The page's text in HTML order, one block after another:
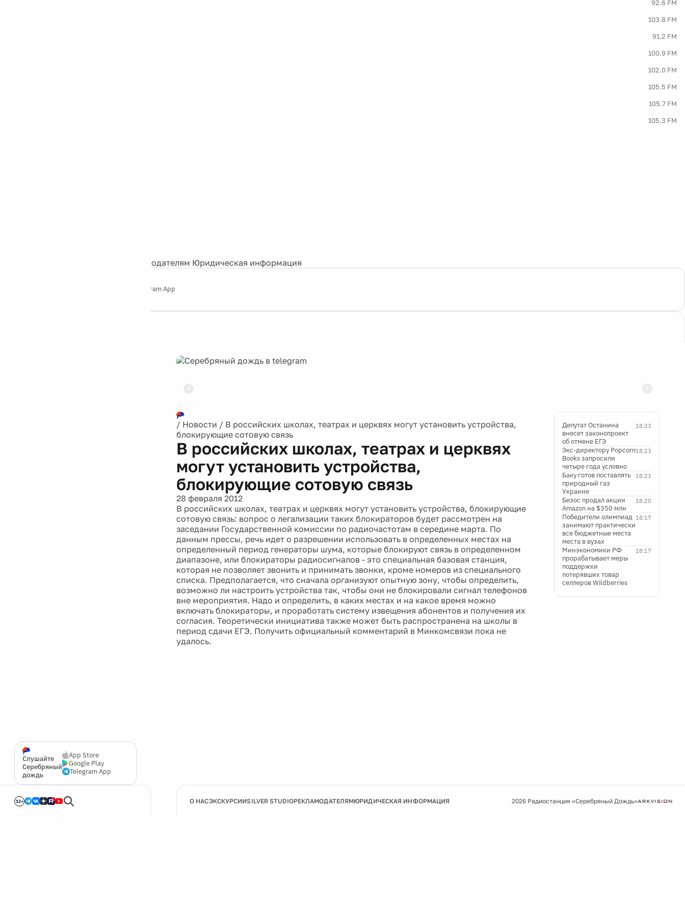
92.6 FM
103.8 FM
91.2 FM
100.9 FM
102.0 FM
105.5 FM
105.7 FM
105.3 FM
Рекламодателям Юридическая информация
Telegram App
Слушайте
Серебряный
дождь
App Store
Google Play
Telegram App
12+
/ Новости / В российских школах, театрах и церквях могут установить устройства,
блокирующие сотовую связь
В российских школах, театрах и церквях
могут установить устройства,
блокирующие сотовую связь
28 февраля 2012
В российских школах, театрах и церквях могут установить устройства, блокирующие
сотовую связь: вопрос о легализации таких блокираторов будет рассмотрен на
заседании Государственной комиссии по радиочастотам в середине марта. По
данным прессы, речь идет о разрешении использовать в определенных местах на
определенный период генераторы шума, которые блокируют связь в определенном
диапазоне, или блокираторы радиосигналов - это специальная базовая станция,
которая не позволяет звонить и принимать звонки, кроме номеров из специального
списка. Предполагается, что сначала организуют опытную зону, чтобы определить,
возможно ли настроить устройства так, чтобы они не блокировали сигнал телефонов
вне мероприятия. Надо и определить, в каких местах и на какое время можно
включать блокираторы, и проработать систему извещения абонентов и получения их
согласия. Теоретически инициатива также может быть распространена на школы в
период сдачи ЕГЭ. Получить официальный комментарий в Минкомсвязи пока не
удалось.
18:23
Депутат Останина
внесет законопроект
об отмене ЕГЭ
18:23
Экс-директору Popcorn
Books запросили
четыре года условно
18:23
Баку готов поставлять
природный газ
Украине
18:20
Безос продал акции
Amazon на $350 млн
18:17
Победители олимпиад
занимают практически
все бюджетные места
места в вузах
18:17
Минэкономики РФ
прорабатывает меры
поддержки
потерявших товар
селлеров Wildberries
О НАСЭКСКУРСИИSILVER STUDIOРЕКЛАМОДАТЕЛЯМЮРИДИЧЕСКАЯ ИНФОРМАЦИЯ 2026 Радиостанция «Серебряный Дождь»